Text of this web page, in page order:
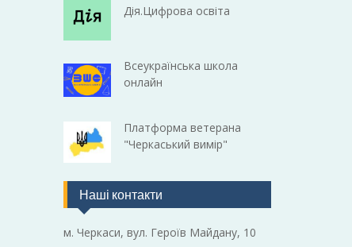
Дія.Цифрова освіта
Всеукраїнська школа
онлайн
Платформа ветерана
"Черкаський вимір"
Наші контакти
м. Черкаси, вул. Героїв Майдану, 10